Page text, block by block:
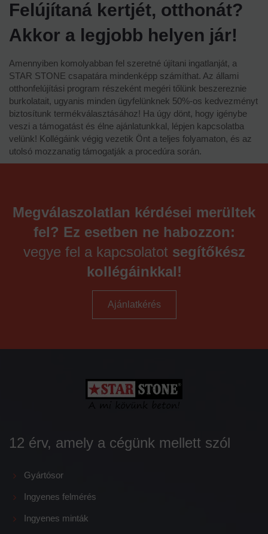
Felújítaná kertjét, otthonát?
Akkor a legjobb helyen jár!
Amennyiben komolyabban fel szeretné újítani ingatlanját, a
STAR STONE csapatára mindenképp számíthat. Az állami
otthonfelújítási program részeként megéri tőlünk beszereznie
burkolatait, ugyanis minden ügyfelünknek 50%-os kedvezményt
biztosítunk termékválasztásához! Ha úgy dönt, hogy igénybe
veszi a támogatást és élne ajánlatunkkal, lépjen kapcsolatba
velünk! Kollégáink végig vezetik Önt a teljes folyamaton, és az
utolsó mozzanatig támogatják a procedúra során.
Megválaszolatlan kérdései merültek
fel? Ez esetben ne habozzon:
vegye fel a kapcsolatot segítőkész
kollégáinkkal!
Ajánlatkérés
12 érv, amely a cégünk mellett szól
Gyártósor
Ingyenes felmérés
Ingyenes minták